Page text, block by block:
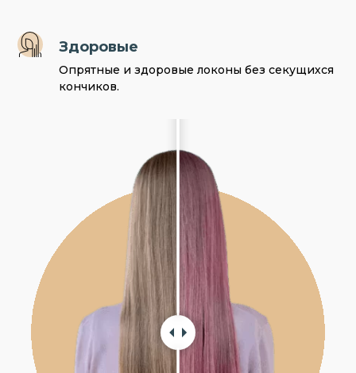
Здоровые
Опрятные и здоровые локоны без секущихся
кончиков.